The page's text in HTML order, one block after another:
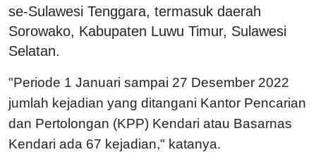
se-Sulawesi Tenggara, termasuk daerah
Sorowako, Kabupaten Luwu Timur, Sulawesi
Selatan.
"Periode 1 Januari sampai 27 Desember 2022
jumlah kejadian yang ditangani Kantor Pencarian
dan Pertolongan (KPP) Kendari atau Basarnas
Kendari ada 67 kejadian," katanya.